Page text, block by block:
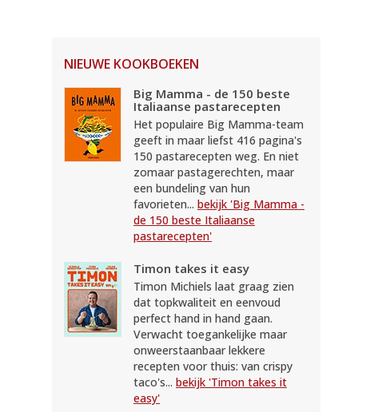
NIEUWE KOOKBOEKEN
Big Mamma - de 150 beste
Italiaanse pastarecepten
Het populaire Big Mamma-team
geeft in maar liefst 416 pagina's
150 pastarecepten weg. En niet
zomaar pastagerechten, maar
een bundeling van hun
favorieten... bekijk 'Big Mamma -
de 150 beste Italiaanse
pastarecepten'
Timon takes it easy
Timon Michiels laat graag zien
dat topkwaliteit en eenvoud
perfect hand in hand gaan.
Verwacht toegankelijke maar
onweerstaanbaar lekkere
recepten voor thuis: van crispy
taco's... bekijk 'Timon takes it
easy'